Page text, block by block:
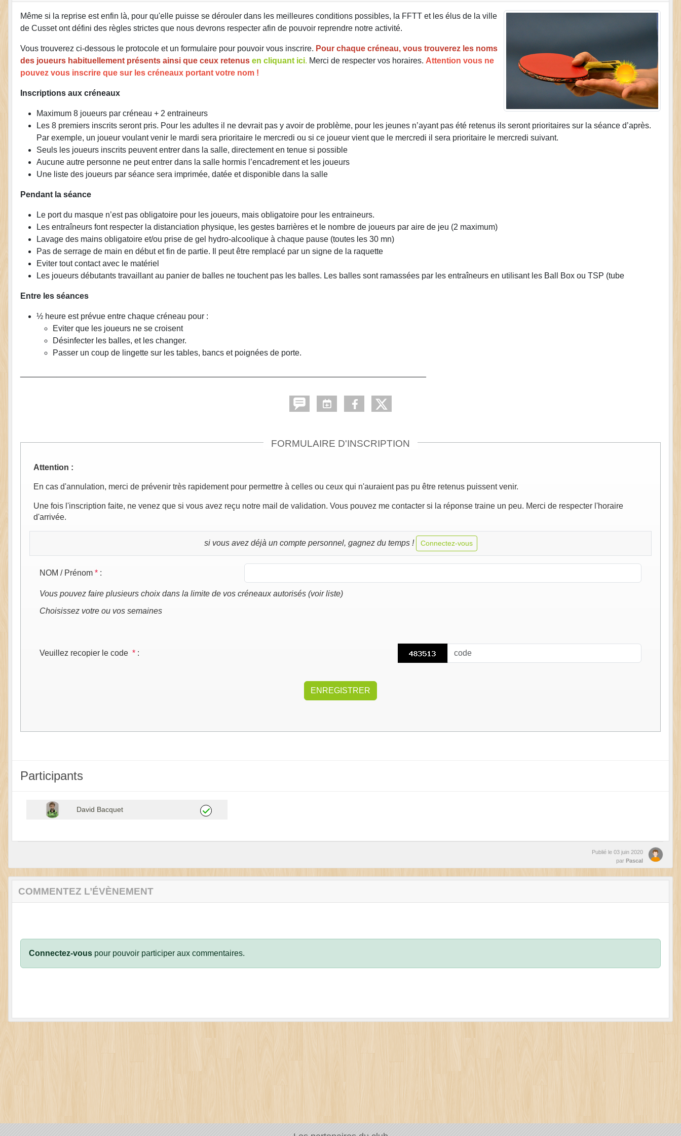
Même si la reprise est enfin là, pour qu'elle puisse se dérouler dans les meilleures conditions possibles, la FFTT et les élus de la ville
de Cusset ont défini des règles strictes que nous devrons respecter afin de pouvoir reprendre notre activité.
Vous trouverez ci-dessous le protocole et un formulaire pour pouvoir vous inscrire. Pour chaque créneau, vous trouverez les noms
des joueurs habituellement présents ainsi que ceux retenus en cliquant ici. Merci de respecter vos horaires. Attention vous ne
pouvez vous inscrire que sur les créneaux portant votre nom !
Inscriptions aux créneaux
Maximum 8 joueurs par créneau + 2 entraineurs
Les 8 premiers inscrits seront pris. Pour les adultes il ne devrait pas y avoir de problème, pour les jeunes n’ayant pas été retenus ils seront prioritaires sur la séance d’après.
Par exemple, un joueur voulant venir le mardi sera prioritaire le mercredi ou si ce joueur vient que le mercredi il sera prioritaire le mercredi suivant.
Seuls les joueurs inscrits peuvent entrer dans la salle, directement en tenue si possible
Aucune autre personne ne peut entrer dans la salle hormis l’encadrement et les joueurs
Une liste des joueurs par séance sera imprimée, datée et disponible dans la salle
Pendant la séance
Le port du masque n’est pas obligatoire pour les joueurs, mais obligatoire pour les entraineurs.
Les entraîneurs font respecter la distanciation physique, les gestes barrières et le nombre de joueurs par aire de jeu (2 maximum)
Lavage des mains obligatoire et/ou prise de gel hydro-alcoolique à chaque pause (toutes les 30 mn)
Pas de serrage de main en début et fin de partie. Il peut être remplacé par un signe de la raquette
Eviter tout contact avec le matériel
Les joueurs débutants travaillant au panier de balles ne touchent pas les balles. Les balles sont ramassées par les entraîneurs en utilisant les Ball Box ou TSP (tube
Entre les séances
½ heure est prévue entre chaque créneau pour :
Eviter que les joueurs ne se croisent
Désinfecter les balles, et les changer.
Passer un coup de lingette sur les tables, bancs et poignées de porte.
FORMULAIRE D'INSCRIPTION
Attention :
En cas d'annulation, merci de prévenir très rapidement pour permettre à celles ou ceux qui n'auraient pas pu être retenus puissent venir.
Une fois l'inscription faite, ne venez que si vous avez reçu notre mail de validation. Vous pouvez me contacter si la réponse traine un peu. Merci de respecter l'horaire
d'arrivée.
si vous avez déjà un compte personnel, gagnez du temps ! Connectez-vous
NOM / Prénom * :
Vous pouvez faire plusieurs choix dans la limite de vos créneaux autorisés (voir liste)
Choisissez votre ou vos semaines
Veuillez recopier le code * :
Participants
David Bacquet
Publié le 03 juin 2020
par Pascal
COMMENTEZ L’ÉVÈNEMENT
Connectez-vous pour pouvoir participer aux commentaires.